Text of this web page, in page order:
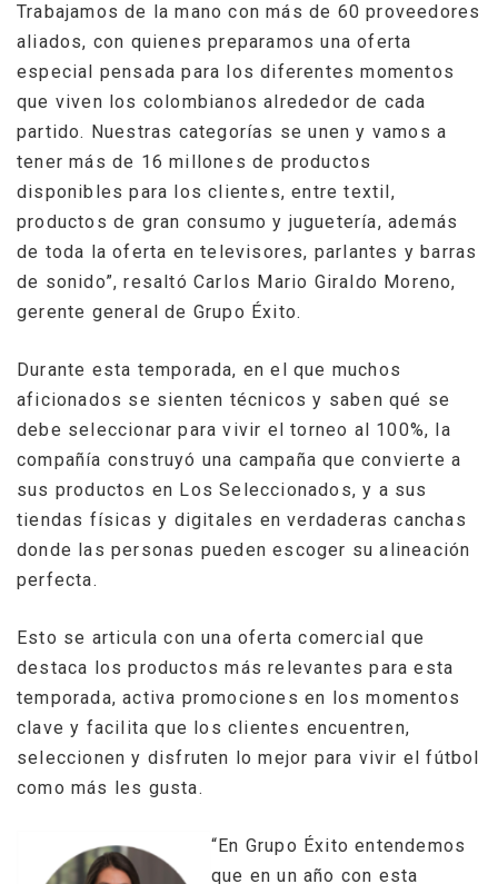
Trabajamos de la mano con más de 60 proveedores
aliados, con quienes preparamos una oferta
especial pensada para los diferentes momentos
que viven los colombianos alrededor de cada
partido. Nuestras categorías se unen y vamos a
tener más de 16 millones de productos
disponibles para los clientes, entre textil,
productos de gran consumo y juguetería, además
de toda la oferta en televisores, parlantes y barras
de sonido”, resaltó Carlos Mario Giraldo Moreno,
gerente general de Grupo Éxito.
Durante esta temporada, en el que muchos
aficionados se sienten técnicos y saben qué se
debe seleccionar para vivir el torneo al 100%, la
compañía construyó una campaña que convierte a
sus productos en Los Seleccionados, y a sus
tiendas físicas y digitales en verdaderas canchas
donde las personas pueden escoger su alineación
perfecta.
Esto se articula con una oferta comercial que
destaca los productos más relevantes para esta
temporada, activa promociones en los momentos
clave y facilita que los clientes encuentren,
seleccionen y disfruten lo mejor para vivir el fútbol
como más les gusta.
“En Grupo Éxito entendemos
que en un año con esta